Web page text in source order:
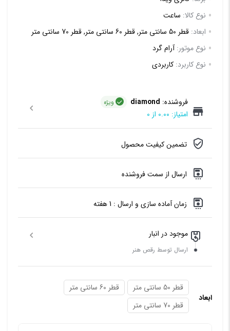
نوع کالا: ساعت
ابعاد: قطر 50 سانتی متر, قطر 60 سانتی متر, قطر 70 سانتی متر
نوع موتور:آرام گرد
نوع کاربرد: کاربردی
فروشنده: diamond ویژه
امتیاز: 0.00 از 0
تضمین کیفیت محصول
ارسال از سمت فروشنده
زمان آماده سازی و ارسال : 1 هفته
موجود در انبار
ارسال توسط رقص هنر
ابعاد
قطر 50 سانتی متر
قطر 60 سانتی متر
قطر 70 سانتی متر